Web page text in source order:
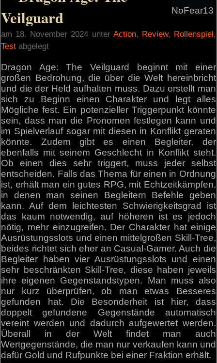
NoFear13
Veilguard
am 18. November 2024 unter Action, Review, Rollenspiel,
Test abgelegt
Dragon Age: The Veilguard beginnt mit einer
großen Bedrohung, die über die Welt hereinbricht
und die der Held aufhalten muss. Dazu erstellt man
sich zu Beginn einen Charakter und legt alles
Mögliche fest. Ein potenzieller Triggerpunkt könnte
sein, dass man die Pronomen festlegen kann und
im Spielverlauf sogar mit diesen in Konflikt geraten
könnte. Zudem gibt es einen Begleiter, der
ebenfalls mit seinem Geschlecht in Konflikt steht.
Ob einen dies sehr triggert, muss jeder selbst
entscheiden. Falls das Thema für einen in Ordnung
ist, erhält man ein gutes RPG, mit Echtzeitkämpfen,
in denen man seinen Begleitern Befehle geben
kann. Auf dem leichtesten Schwierigkeitsgrad ist
das kaum notwendig, auf höheren ist es jedoch
nötig, mehr einzugreifen. Der Charakter hat einige
Ausrüstungsslots und einen mittelgroßen Skill-Tree,
beides richtet sich eher an Casual-Gamer. Auch die
Begleiter haben vier Ausrüstungsslots und einen
sehr beschränkten Skill-Tree, diese haben jeweils
ihre eigenen Gegenstandstypen. Man muss also
nur kurz überprüfen, ob man etwas Besseres
gefunden hat. Die Besonderheit ist hier, dass
doppelt gefundene Gegenstände automatisch
vereint werden und dadurch aufgewertet werden.
Überall in der Welt findet man auch
Wertgegenstände, die man nur verkaufen kann und
dafür Gold und Rufpunkte bei einer Fraktion erhält.